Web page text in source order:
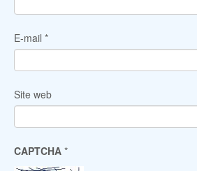
E-mail *
Site web
CAPTCHA *